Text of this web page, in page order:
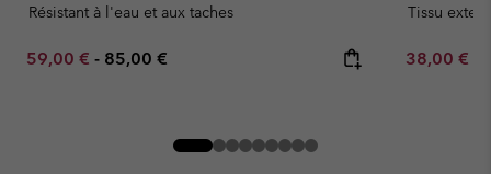
Résistant à l'eau et aux taches
Minimum sale price:
59,00 € - Maximum price:
85,00 €
Tissu
Minimum
38,00 €